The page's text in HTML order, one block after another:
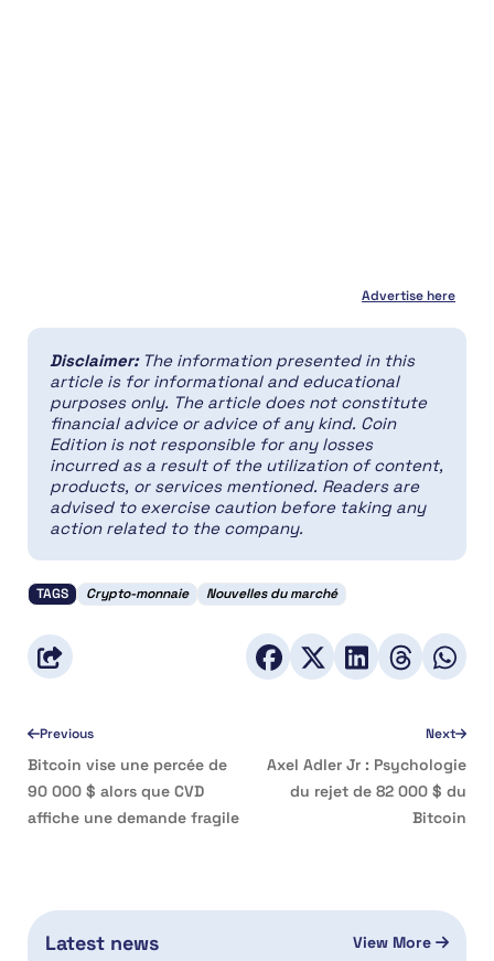
Advertise here
Disclaimer: The information presented in this
article is for informational and educational
purposes only. The article does not constitute
financial advice or advice of any kind. Coin
Edition is not responsible for any losses
incurred as a result of the utilization of content,
products, or services mentioned. Readers are
advised to exercise caution before taking any
action related to the company.
TAGS Crypto-monnaie Nouvelles du marché
Previous
Bitcoin vise une percée de
90 000 $ alors que CVD
affiche une demande fragile
Next
Axel Adler Jr : Psychologie
du rejet de 82 000 $ du
Bitcoin
Latest news View More